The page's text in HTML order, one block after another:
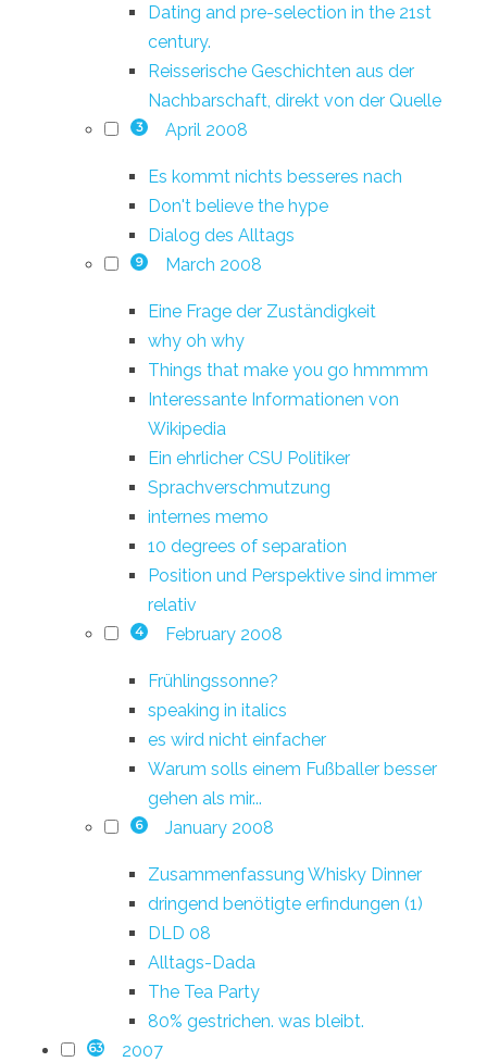
Dating and pre-selection in the 21st
century.
Reisserische Geschichten aus der
Nachbarschaft, direkt von der Quelle
3 April 2008
Es kommt nichts besseres nach
Don't believe the hype
Dialog des Alltags
9 March 2008
Eine Frage der Zuständigkeit
why oh why
Things that make you go hmmmm
Interessante Informationen von
Wikipedia
Ein ehrlicher CSU Politiker
Sprachverschmutzung
internes memo
10 degrees of separation
Position und Perspektive sind immer
relativ
4 February 2008
Frühlingssonne?
speaking in italics
es wird nicht einfacher
Warum solls einem Fußballer besser
gehen als mir...
6 January 2008
Zusammenfassung Whisky Dinner
dringend benötigte erfindungen (1)
DLD 08
Alltags-Dada
The Tea Party
80% gestrichen. was bleibt.
63 2007